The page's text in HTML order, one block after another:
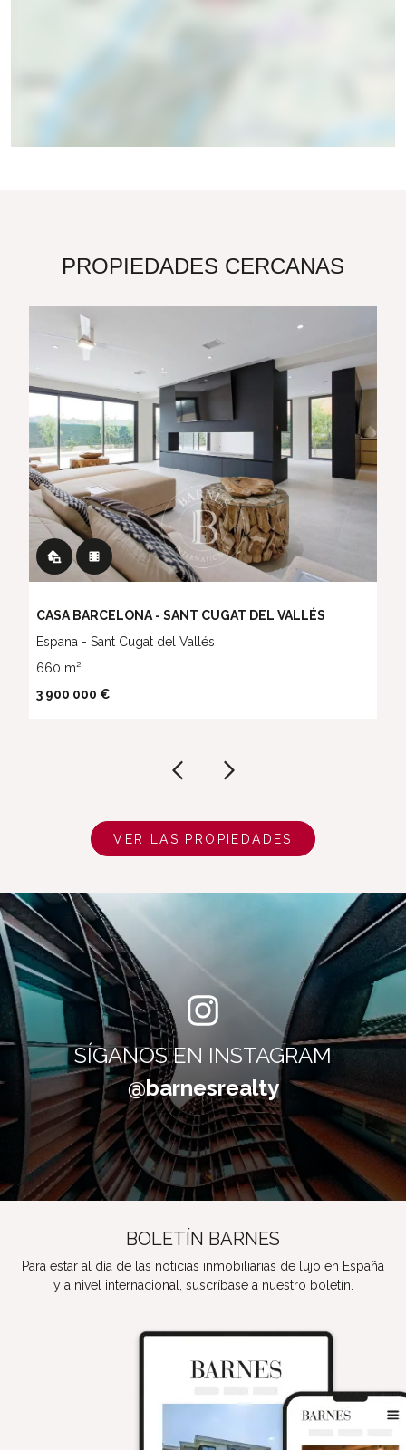
PROPIEDADES CERCANAS
CASA BARCELONA - SANT CUGAT DEL VALLÉS
Espana - Sant Cugat del Vallés
660 m²
3 900 000 €
VER LAS PROPIEDADES
SÍGANOS EN INSTAGRAM
@barnesrealty
BOLETÍN BARNES
Para estar al día de las noticias inmobiliarias de lujo en España
y a nivel internacional, suscríbase a nuestro boletín.